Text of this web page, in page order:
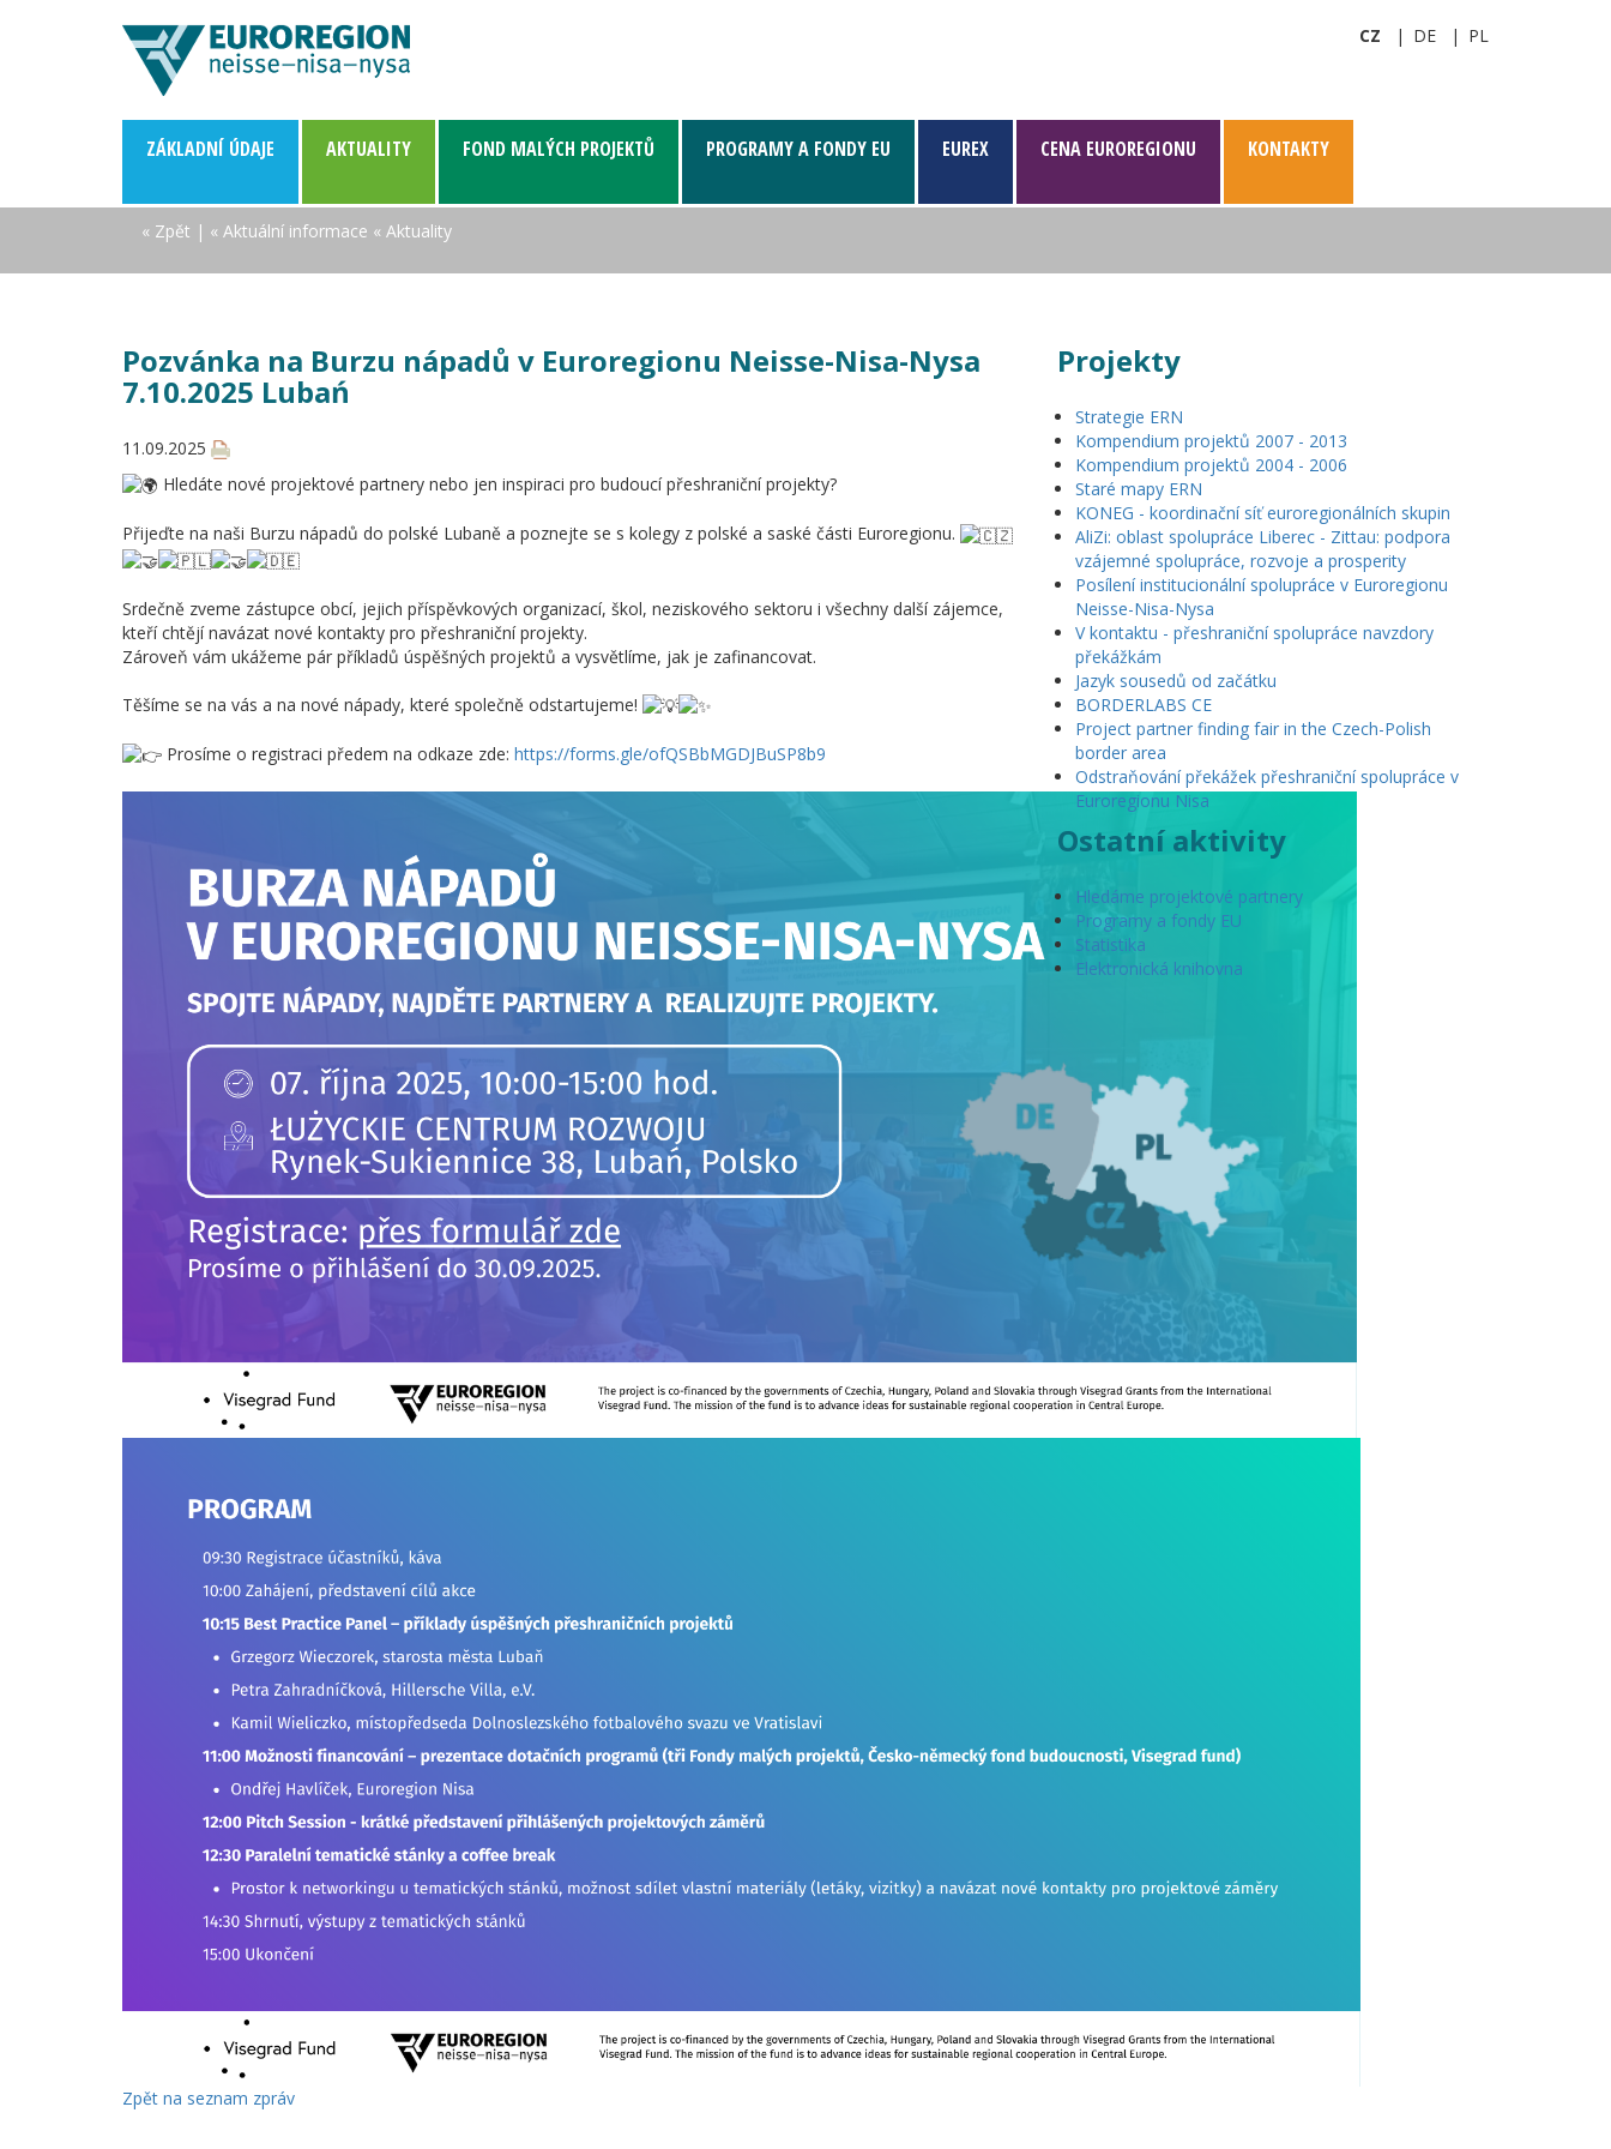
CZ DE PL
ZÁKLADNÍ­ ÚDAJE AKTUALITY FOND MALÝCH PROJEKTŮ PROGRAMY A FONDY EU EUREX CENA EUROREGIONU KONTAKTY
« Zpět | « Aktuální informace « Aktuality
Pozvánka na Burzu nápadů v Euroregionu Neisse-Nisa-Nysa
7.10.2025 Lubań
11.09.2025
Hledáte nové projektové partnery nebo jen inspiraci pro budoucí přeshraniční projekty?
Přijeďte na naši Burzu nápadů do polské Lubaně a poznejte se s kolegy z polské a saské části Euroregionu.
Srdečně zveme zástupce obcí, jejich příspěvkových organizací, škol, neziskového sektoru i všechny další zájemce,
kteří chtějí navázat nové kontakty pro přeshraniční projekty.
Zároveň vám ukážeme pár příkladů úspěšných projektů a vysvětlíme, jak je zafinancovat.
Těšíme se na vás a na nové nápady, které společně odstartujeme!
Prosíme o registraci předem na odkaze zde: https://forms.gle/ofQSBbMGDJBuSP8b9
Zpět na seznam zpráv
Projekty
Strategie ERN
Kompendium projektů 2007 - 2013
Kompendium projektů 2004 - 2006
Staré mapy ERN
KONEG - koordinační síť euroregionálních skupin
AliZi: oblast spolupráce Liberec - Zittau: podpora
vzájemné spolupráce, rozvoje a prosperity
Posílení institucionální spolupráce v Euroregionu
Neisse-Nisa-Nysa
V kontaktu - přeshraniční spolupráce navzdory
překážkám
Jazyk sousedů od začátku
BORDERLABS CE
Project partner finding fair in the Czech-Polish
border area
Odstraňování překážek přeshraniční spolupráce v
Euroregionu Nisa
Ostatní aktivity
Hledáme projektové partnery
Programy a fondy EU
Statistika
Elektronická knihovna